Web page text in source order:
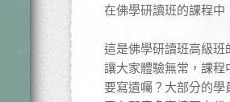
在佛學研讀班的課程
這是佛學研讀班高級
讓大家體驗無常，課
要寫遺囑？大部分的